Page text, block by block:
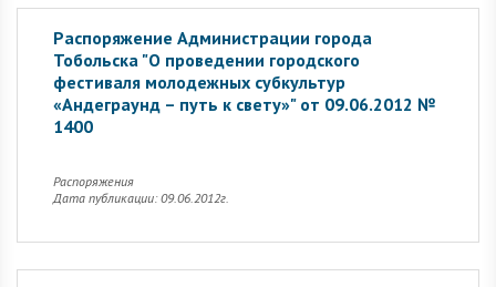
Распоряжение Администрации города
Тобольска "О проведении городского
фестиваля молодежных субкультур
«Андеграунд – путь к свету»" от 09.06.2012 №
1400
Распоряжения
Дата публикации: 09.06.2012г.